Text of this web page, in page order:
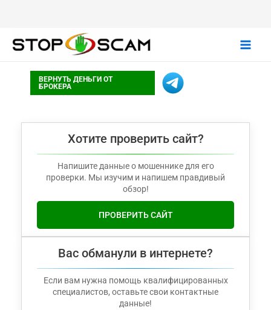
ВЕРНУТЬ ДЕНЬГИ ОТ
БРОКЕРА
Хотите проверить сайт?
Напишите данные о мошеннике для его
проверки. Мы изучим и напишем правдивый
обзор!
ПРОВЕРИТЬ САЙТ
Вас обманули в интернете?
Если вам нужна помощь квалифицированных
специалистов, оставьте свои контактные
данные!